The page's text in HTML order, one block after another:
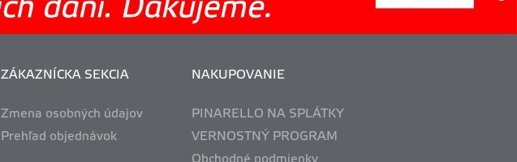
ZÁKAZNÍCKA SEKCIA
Zmena osobných údajov
Prehľad objednávok
NAKUPOVANIE
PINARELLO NA SPLÁTKY
VERNOSTNÝ PROGRAM